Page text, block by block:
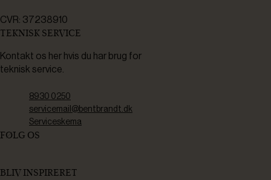
CVR: 37238910
TEKNISK SERVICE
Kontakt os her hvis du har brug for
teknisk service.
8930 0250
servicemail@bentbrandt.dk
Serviceskema
FØLG OS
BLIV INSPIRERET